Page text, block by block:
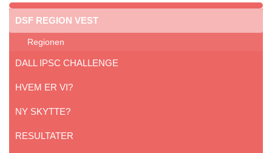
DSF REGION VEST
Regionen
DALL IPSC CHALLENGE
HVEM ER VI?
NY SKYTTE?
RESULTATER